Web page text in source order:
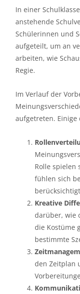
In einer
anstehende
Schülerinnen und
aufgeteilt, um an
arbeiten, wie
Regie.
Im Verlauf der
aufgetreten. Einige
Rolle spielen
fühlen sich
Kreative
darüber, wie
die Kostüme
bestimmte
den Zeitplan